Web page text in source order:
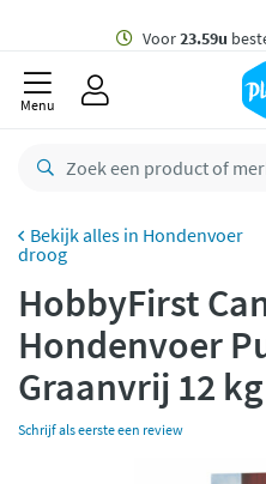
Menu
Hondenvoer
droog
HobbyFirst
Hondenvoer
Graanvrij 12 kg
Schrijf als eerste een review